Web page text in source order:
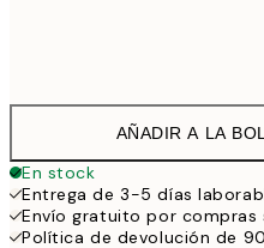
AÑADIR A LA
En stock
Entrega de 3-5 días
Envío gratuito por
Política de devolución de